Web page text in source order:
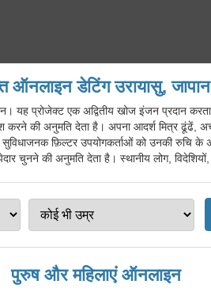
ऑनलाइन डेटिंग उरायासु, जापान
यह प्रोजेक्ट एक अद्वितीय खोज इंजन प्रदान
करने की अनुमति देता है। अपना आदर्श मित्र ढूंढें,
सुविधाजनक फ़िल्टर उपयोगकर्ताओं को उनकी
चुनने की अनुमति देता है। स्थानीय लोग,
पुरुष और महिलाएं ऑनलाइन